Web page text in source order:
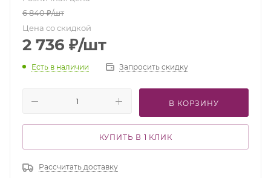
6 840₽/шт
Цена со скидкой
2 736 ₽/шт
Есть в наличии Запросить скидку
В КОРЗИНУ
КУПИТЬ В 1 КЛИК
Рассчитать доставку